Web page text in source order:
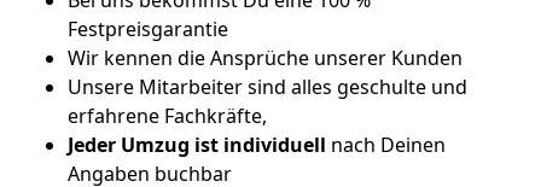
Festpreisgarantie
Wir kennen die Ansprüche unserer Kunden
Unsere Mitarbeiter sind alles geschulte und
erfahrene Fachkräfte,
Jeder Umzug ist individuell nach Deinen
Angaben buchbar